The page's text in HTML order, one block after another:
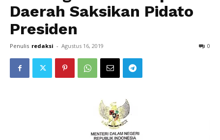
Daerah Saksikan Pidato
Presiden
Penulis redaksi - Agustus 16, 2019 0